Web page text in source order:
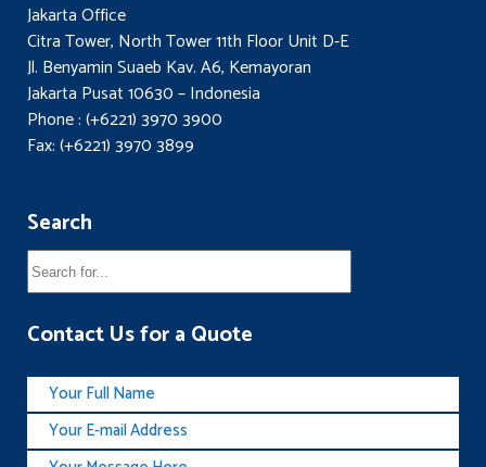
Jakarta Office
Citra Tower, North Tower 11th Floor Unit D-E
Jl. Benyamin Suaeb Kav. A6, Kemayoran
Jakarta Pusat 10630 – Indonesia
Phone : (+6221) 3970 3900
Fax: (+6221) 3970 3899
Search
Contact Us for a Quote